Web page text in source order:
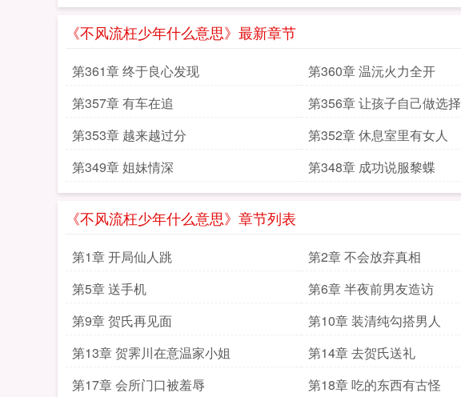
《不风流枉少年什么意思》最新章节
第361章 终于良心发现 第360章 温沅火力全开
第357章 有车在追
第356章 让孩子自己做选择
第353章 越来越过分
第352章 休息室里有女人
第349章 姐妹情深
第348章 成功说服黎蝶
《不风流枉少年什么意思》章节列表
第1章 开局仙人跳 第2章 不会放弃真相
第5章 送手机
第6章 半夜前男友造访
第9章 贺氏再见面
第10章 装清纯勾搭男人
第13章 贺霁川在意温家小姐
第14章 去贺氏送礼
第17章 会所门口被羞辱
第18章 吃的东西有古怪